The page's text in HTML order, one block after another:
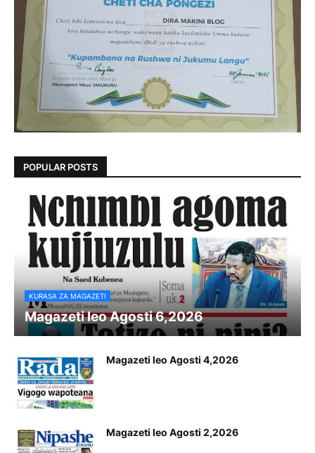
POPULAR POSTS
KURASA ZA MAGAZETI
Magazeti leo Agosti 6,2026
Magazeti leo Agosti 4,2026
Magazeti leo Agosti 2,2026